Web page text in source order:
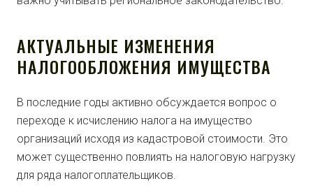
АКТУАЛЬНЫЕ ИЗМЕНЕНИЯ
НАЛОГООБЛОЖЕНИЯ ИМУЩЕСТВА
В последние годы активно обсуждается вопрос о
переходе к исчислению налога на имущество
организаций исходя из кадастровой стоимости. Это
может существенно повлиять на налоговую нагрузку
для ряда налогоплательщиков.